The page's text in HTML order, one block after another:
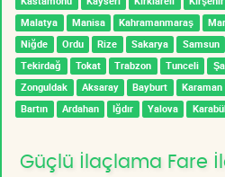
Malatya
Manisa Kahramanmaraş
Niğde
Ordu Rize Sakarya Samsun
Tekirdağ
Tokat Trabzon Tunceli
Zonguldak
Aksaray Bayburt Karaman
Bartın
Ardahan Iğdır Yalova
Güçlü İlaçlama Fare